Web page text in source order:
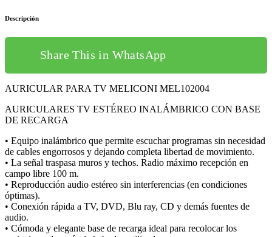
Descripción
Share This in WhatsApp
AURICULAR PARA TV MELICONI MEL102004
AURICULARES TV ESTÉREO INALÁMBRICO CON BASE
DE RECARGA
• Equipo inalámbrico que permite escuchar programas sin necesidad
de cables engorrosos y dejando completa libertad de movimiento.
• La señal traspasa muros y techos. Radio máximo recepción en
campo libre 100 m.
• Reproducción audio estéreo sin interferencias (en condiciones
óptimas).
• Conexión rápida a TV, DVD, Blu ray, CD y demás fuentes de
audio.
• Cómoda y elegante base de recarga ideal para recolocar los